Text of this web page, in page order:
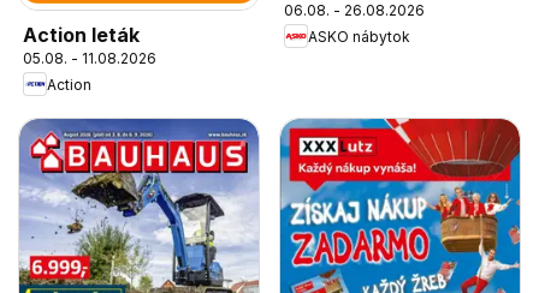
Action leták
05.08. - 11.08.2026
Action
06.08. - 26.08.2026
ASKO nábytok